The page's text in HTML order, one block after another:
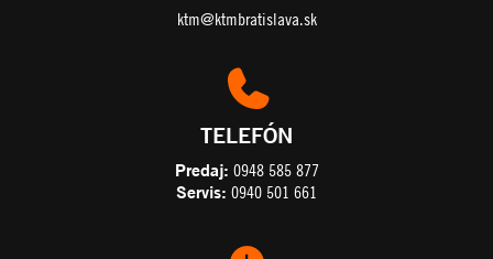
ktm@ktmbratislava.sk
TELEFÓN
Predaj: 0948 585 877
Servis: 0940 501 661